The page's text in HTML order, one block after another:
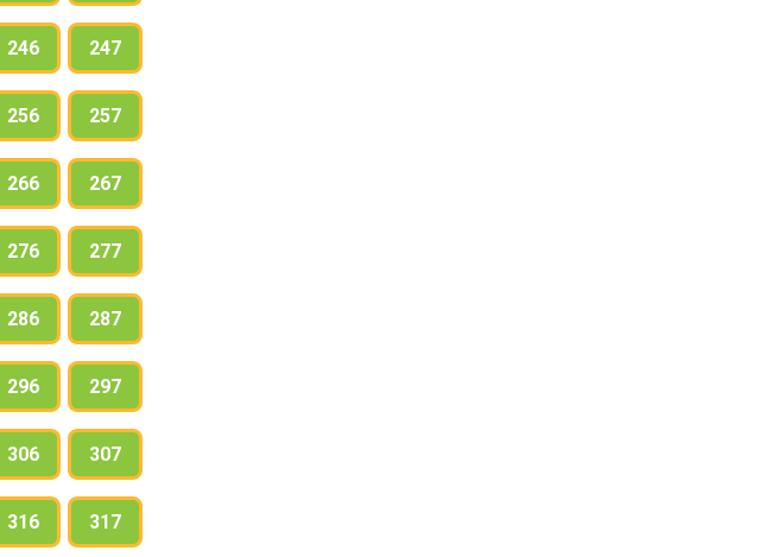
246 247
256 257
266 267
276 277
286 287
296 297
306 307
316 317